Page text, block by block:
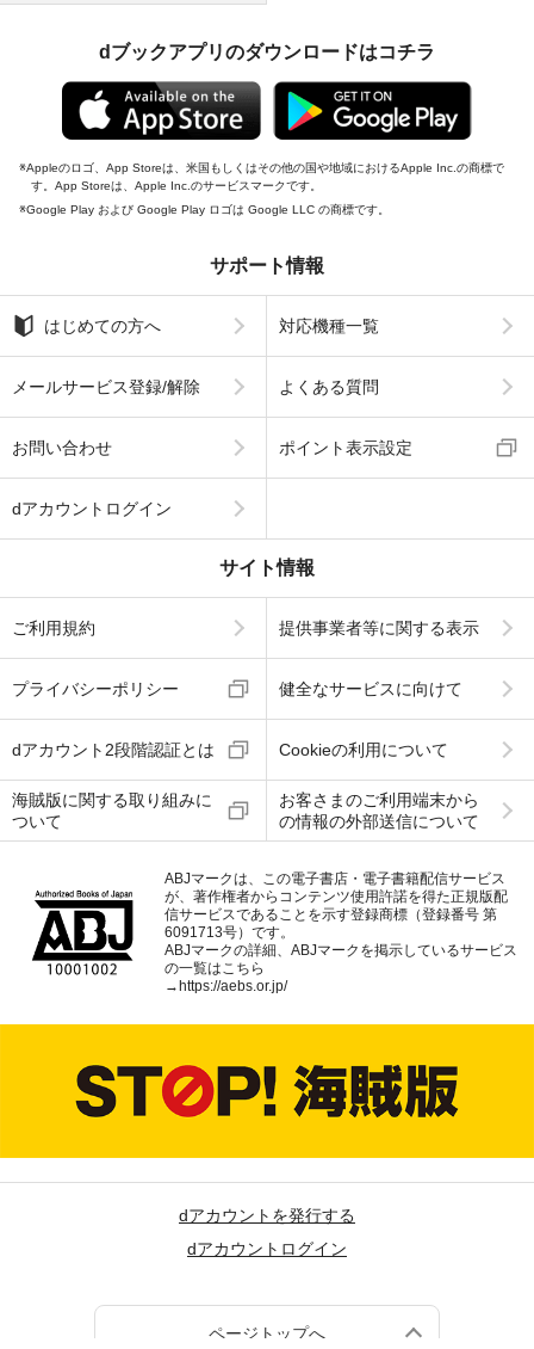
dブックアプリのダウンロードはコチラ
Appleのロゴ、App Storeは、米国もしくはその他の国や地域におけるApple Inc.の商標で
す。App Storeは、Apple Inc.のサービスマークです。
Google Play および Google Play ロゴは Google LLC の商標です。
サポート情報
はじめての方へ 対応機種一覧
メールサービス登録/解除 よくある質問
お問い合わせ ポイント表示設定
dアカウントログイン
サイト情報
ご利用規約 提供事業者等に関する表示
プライバシーポリシー 健全なサービスに向けて
dアカウント2段階認証とは Cookieの利用について
海賊版に関する取り組みに
ついて
お客さまのご利用端末から
の情報の外部送信について
ABJマークは、この電子書店・電子書籍配信サービス
が、著作権者からコンテンツ使用許諾を得た正規版配
信サービスであることを示す登録商標（登録番号 第
6091713号）です。
ABJマークの詳細、ABJマークを掲示しているサービス
の一覧はこちら
→https://aebs.or.jp/
dアカウントを発行する
dアカウントログイン
ページトップへ